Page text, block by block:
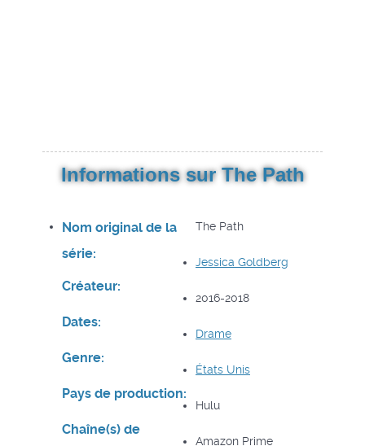
Informations sur The Path
Nom original de la
série:
The Path
Créateur:
Jessica Goldberg
Dates:
2016-2018
Genre:
Drame
Pays de production:
États Unis
Chaîne(s) de
Hulu
Amazon Prime